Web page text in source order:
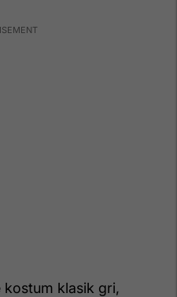
kostum klasik gri,